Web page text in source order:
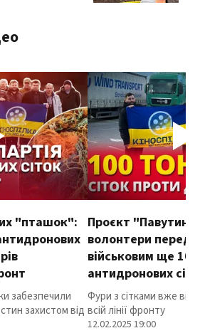
"пташок":
забезпечили
захистом від
Проєкт
волонтери
військовим ще
антидронових
Фури з сітками вже
всій лінії фронту
12.02.2025 19:00